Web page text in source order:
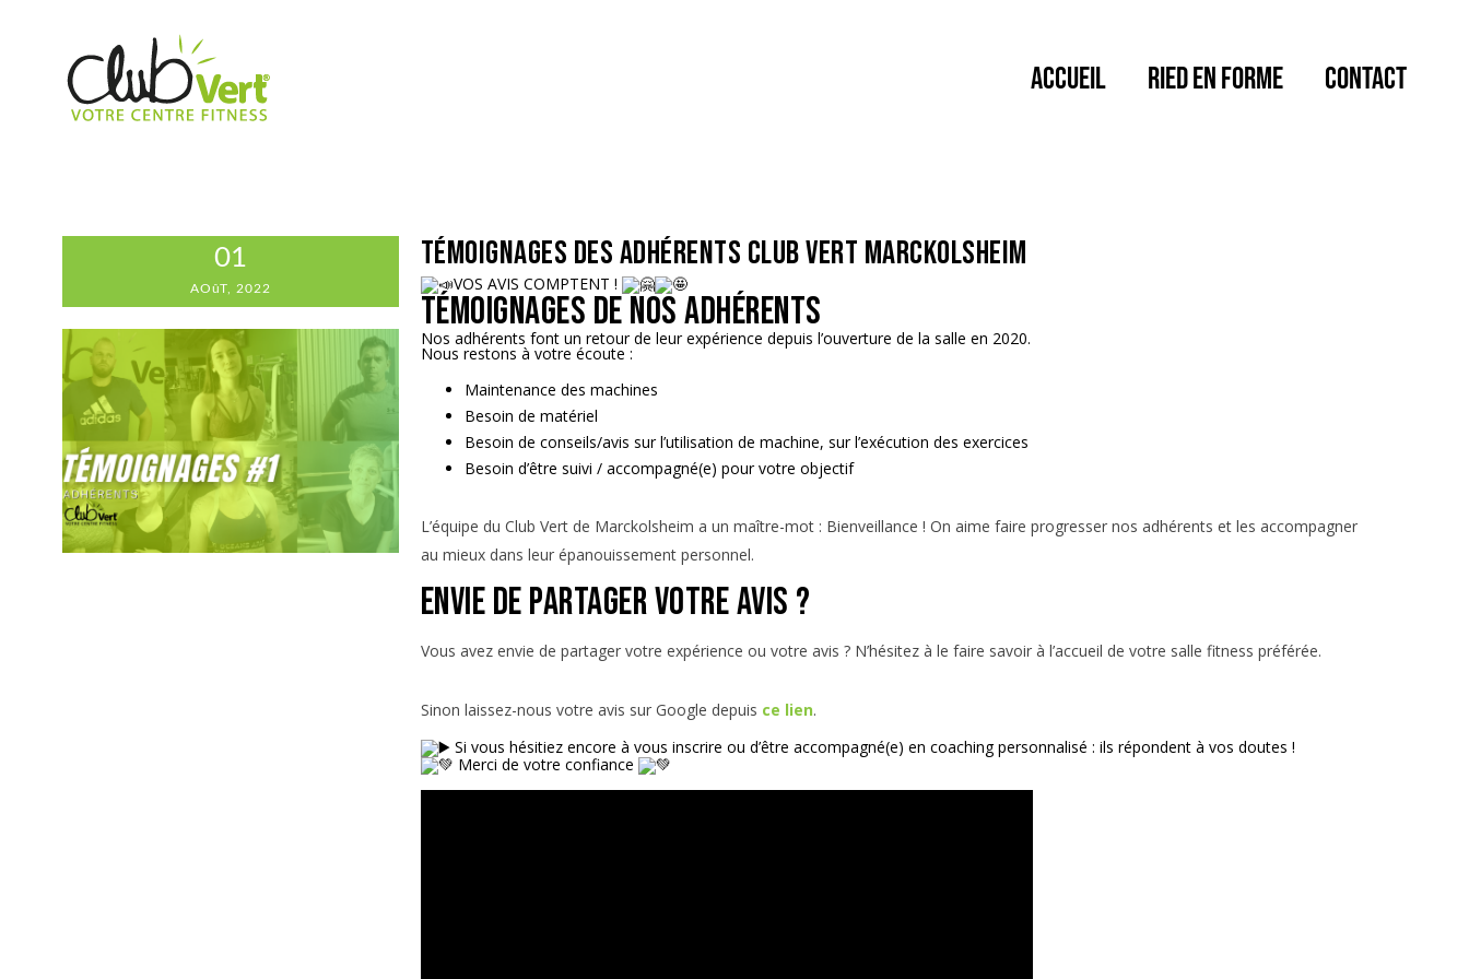
ACCUEIL RIED EN FORME CONTACT
01
AOûT, 2022
Témoignages des adhérents Club Vert Marckolsheim
VOS AVIS COMPTENT !
Témoignages de nos adhérents
Nos adhérents font un retour de leur expérience depuis l’ouverture de la salle en 2020.
Nous restons à votre écoute :
Maintenance des machines
Besoin de matériel
Besoin de conseils/avis sur l’utilisation de machine, sur l’exécution des exercices
Besoin d’être suivi / accompagné(e) pour votre objectif
L’équipe du Club Vert de Marckolsheim a un maître-mot : Bienveillance ! On aime faire progresser nos adhérents et les accompagner
au mieux dans leur épanouissement personnel.
Envie de partager votre avis ?
Vous avez envie de partager votre expérience ou votre avis ? N’hésitez à le faire savoir à l’accueil de votre salle fitness préférée.
Sinon laissez-nous votre avis sur Google depuis ce lien.
Si vous hésitiez encore à vous inscrire ou d’être accompagné(e) en coaching personnalisé : ils répondent à vos doutes !
Merci de votre confiance